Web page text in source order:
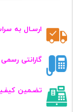
ارسـال به
گارانتی
تضـمین